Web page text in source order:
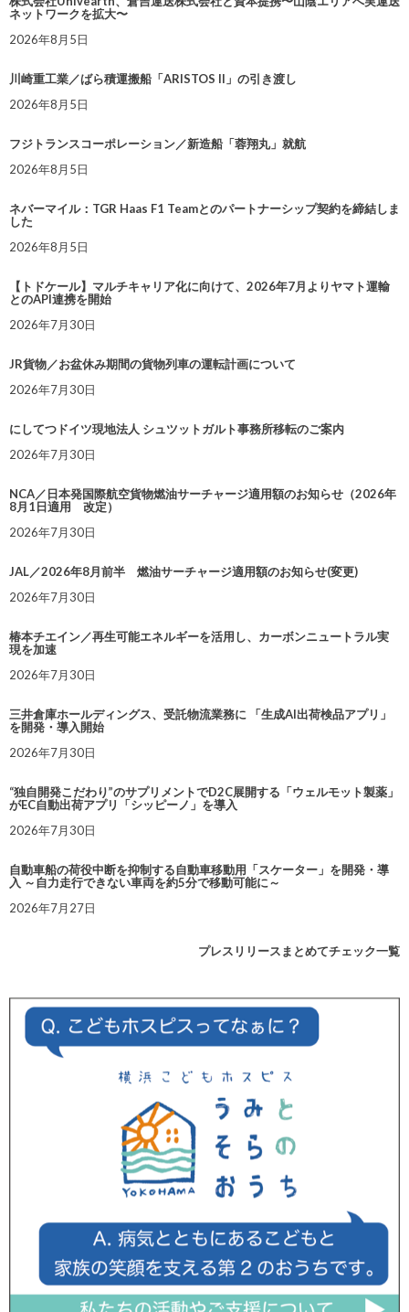
ネットワークを拡大〜
2026年8月5日
川崎重工業／ばら積運搬船「ARISTOS II」の引き渡し
2026年8月5日
フジトランスコーポレーション／新造船「蓉翔丸」就航
2026年8月5日
ネバーマイル：TGR Haas F1 Teamとのパートナーシップ契約を締結しま
した
2026年8月5日
【トドケール】マルチキャリア化に向けて、2026年7月よりヤマト運輸
とのAPI連携を開始
2026年7月30日
JR貨物／お盆休み期間の貨物列車の運転計画について
2026年7月30日
にしてつドイツ現地法人 シュツットガルト事務所移転のご案内
2026年7月30日
NCA／日本発国際航空貨物燃油サーチャージ適用額のお知らせ（2026年
8月1日適用 改定）
2026年7月30日
JAL／2026年8月前半 燃油サーチャージ適用額のお知らせ(変更)
2026年7月30日
椿本チエイン／再生可能エネルギーを活用し、カーボンニュートラル実
現を加速
2026年7月30日
三井倉庫ホールディングス、受託物流業務に 「生成AI出荷検品アプリ」
を開発・導入開始
2026年7月30日
“独自開発こだわり”のサプリメントでD2C展開する「ウェルモット製薬」
がEC自動出荷アプリ「シッピーノ」を導入
2026年7月30日
自動車船の荷役中断を抑制する自動車移動用「スケーター」を開発・導
入 ～自力走行できない車両を約5分で移動可能に～
2026年7月27日
プレスリリースまとめてチェック一覧